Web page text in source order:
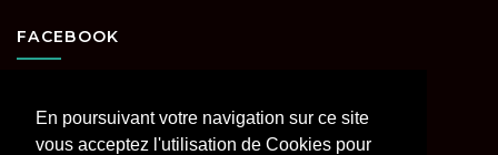
En poursuivant votre navigation sur ce site
vous acceptez l'utilisation de Cookies pour
FACEBOOK